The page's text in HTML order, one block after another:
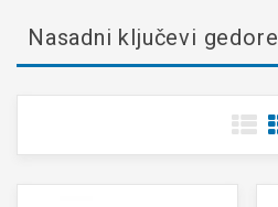
Nasadni ključevi gedore